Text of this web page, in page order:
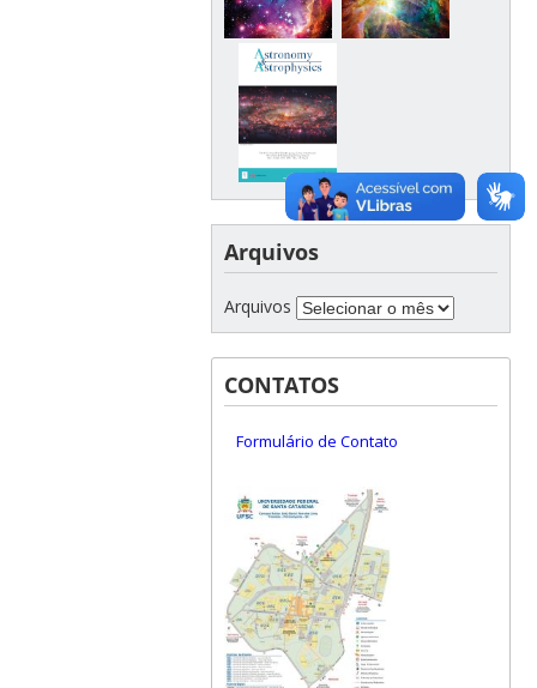
Arquivos
Arquivos
CONTATOS
Formulário de Contato